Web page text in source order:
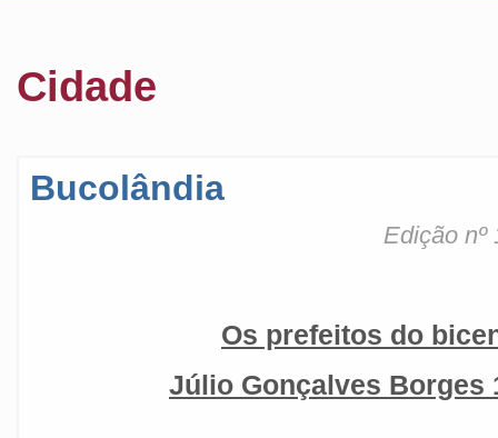
Cidade
Bucolândia
Edição nº
Os prefeitos do
Júlio Gonçalves Borges